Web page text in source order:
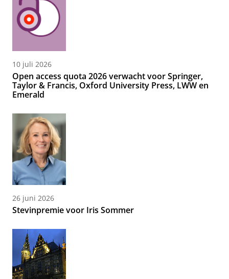
10 juli 2026
Open access quota 2026 verwacht voor Springer,
Taylor & Francis, Oxford University Press, LWW en
Emerald
26 juni 2026
Stevinpremie voor Iris Sommer